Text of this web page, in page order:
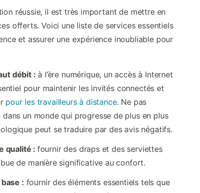
réussie, il est très important de mettre en
offerts. Voici une liste de services essentiels
et assurer une expérience inoubliable pour
débit : à l’ère numérique, un accès à Internet
pour maintenir les invités connectés et
pour les travailleurs à distance. Ne pas
un monde qui progresse de plus en plus
peut se traduire par des avis négatifs.
qualité : fournir des draps et des serviettes
de manière significative au confort.
: fournir des éléments essentiels tels que